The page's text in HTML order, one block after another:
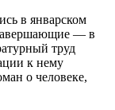
в январском
— в
труд
к нему
о человеке,